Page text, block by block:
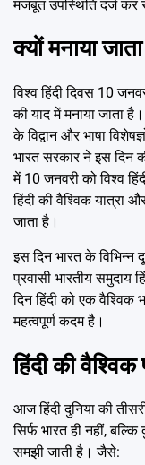
मजबूत उपस्थिति दर्ज कर
क्यों मनाया
विश्व हिंदी दिवस 10
की याद में मनाया जाता
के विद्वान और भाषा
भारत सरकार ने इस दिन
में 10 जनवरी को विश्व
हिंदी की वैश्विक यात्रा
जाता है।
इस दिन भारत के विभिन्न
प्रवासी भारतीय
दिन हिंदी को एक वैश्विक
महत्वपूर्ण कदम है।
हिंदी की
आज हिंदी दुनिया की
सिर्फ भारत ही नहीं,
समझी जाती है। जैसे: